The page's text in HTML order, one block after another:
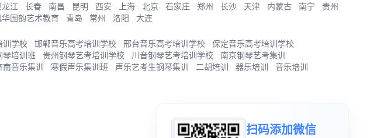
江 长春 南昌 昆明 西安 上海 北京 石家庄 郑州 长沙 天津 内蒙古 南宁
贵州
国韵艺术教育 青岛 常州 洛阳 大连
训学校 邯郸音乐高考培训学校 邢台音乐高考培训学校
保定音乐高考培训学校
琴培训班 贵州钢琴艺考培训学校 川音钢琴艺考培训学校
南京钢琴艺考集训
南音乐集训 寒假声乐集训班 声乐艺考生钢琴集训 二胡培训 器乐培训
音乐培训
扫码添加微信